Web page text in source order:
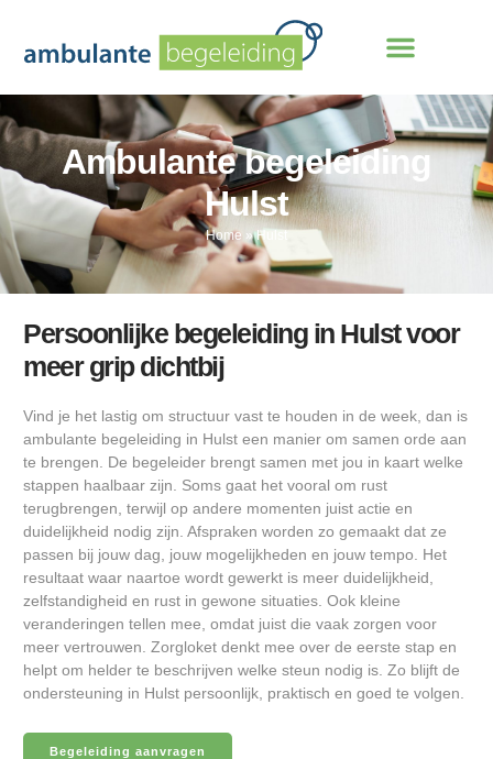
Ambulante begeleiding
Hulst
Home »Hulst
Persoonlijke begeleiding in Hulst voor
meer grip dichtbij
Vind je het lastig om structuur vast te houden in de week, dan is
ambulante begeleiding in Hulst een manier om samen orde aan
te brengen. De begeleider brengt samen met jou in kaart welke
stappen haalbaar zijn. Soms gaat het vooral om rust
terugbrengen, terwijl op andere momenten juist actie en
duidelijkheid nodig zijn. Afspraken worden zo gemaakt dat ze
passen bij jouw dag, jouw mogelijkheden en jouw tempo. Het
resultaat waar naartoe wordt gewerkt is meer duidelijkheid,
zelfstandigheid en rust in gewone situaties. Ook kleine
veranderingen tellen mee, omdat juist die vaak zorgen voor
meer vertrouwen. Zorgloket denkt mee over de eerste stap en
helpt om helder te beschrijven welke steun nodig is. Zo blijft de
ondersteuning in Hulst persoonlijk, praktisch en goed te volgen.
Begeleiding aanvragen